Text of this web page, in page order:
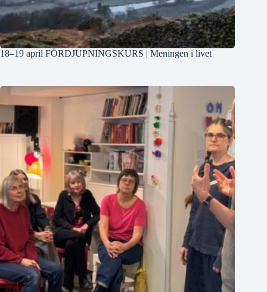
18–19 april FÖRDJUPNINGSKURS | Meningen i livet